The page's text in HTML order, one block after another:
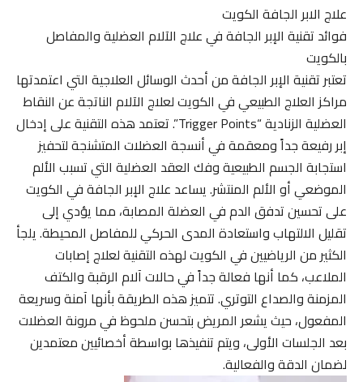
علاج الابر الجافة الكويت
فوائد تقنية الإبر الجافة في علاج الآلام العضلية والمفاصل
بالكويت
تعتبر تقنية الإبر الجافة من أحدث الوسائل العلاجية التي اعتمدتها
مراكز العلاج الطبيعي في الكويت لعلاج الآلام الناتجة عن النقاط
العضلية الزنادية “Trigger Points”. تعتمد هذه التقنية على إدخال
إبر رفيعة جداً ومعقمة في أنسجة العضلات المتشنجة لتحفيز
استجابة الجسم الطبيعية وفك العقد العضلية التي تسبب الألم
الموضعي أو الألم المنتشر. يساعد علاج الإبر الجافة في الكويت
على تحسين تدفق الدم في العضلة المصابة، مما يؤدي إلى
تقليل الالتهاب واستعادة المدى الحركي للمفاصل المحيطة. يلجأ
الكثير من الرياضيين في الكويت لهذه التقنية لعلاج إصابات
الملاعب، كما أنها فعالة جداً في حالات آلام الرقبة والكتف
المزمنة والصداع التوتري. تتميز هذه الطريقة بأنها آمنة وسريعة
المفعول، حيث يشعر المريض بتحسن ملحوظ في مرونة العضلات
بعد الجلسات الأولى، ويتم تنفيذها بواسطة أخصائيين معتمدين
لضمان الدقة والفعالية.